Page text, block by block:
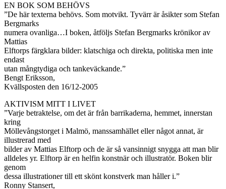
EN BOK SOM BEHÖVS
”De här texterna behövs. Som motvikt. Tyvärr är åsikter som Stefan
Bergmarks
numera ovanliga…I boken, åtföljs Stefan Bergmarks krönikor av
Mattias
Elftorps färgklara bilder: klatschiga och direkta, politiska men inte
endast
utan mångtydiga och tankeväckande.”
Bengt Eriksson,
Kvällsposten den 16/12-2005
AKTIVISM MITT I LIVET
”Varje betraktelse, om det är från barrikaderna, hemmet, innerstan
kring
Möllevångstorget i Malmö, manssamhället eller något annat, är
illustrerad med
bilder av Mattias Elftorp och de är så vansinnigt snygga att man blir
alldeles yr. Elftorp är en helfin konstnär och illustratör. Boken blir
genom
dessa illustrationer till ett skönt konstverk man håller i.”
Ronny Stansert,